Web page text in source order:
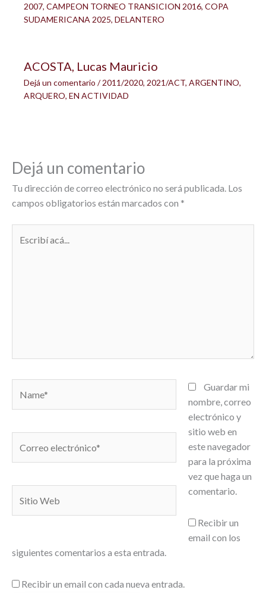
2007, CAMPEON TORNEO TRANSICION 2016, COPA
SUDAMERICANA 2025, DELANTERO
ACOSTA, Lucas Mauricio
Dejá un comentario /2011/2020, 2021/ACT, ARGENTINO,
ARQUERO, EN ACTIVIDAD
Dejá un comentario
Tu dirección de correo electrónico no será publicada. Los
campos obligatorios están marcados con *
acá...
electrónico*
Web
Guardar mi
nombre, correo
electrónico y
sitio web en
este navegador
para la próxima
vez que haga un
comentario.
Recibir un
email con los
siguientes comentarios a esta entrada.
Recibir un email con cada nueva entrada.